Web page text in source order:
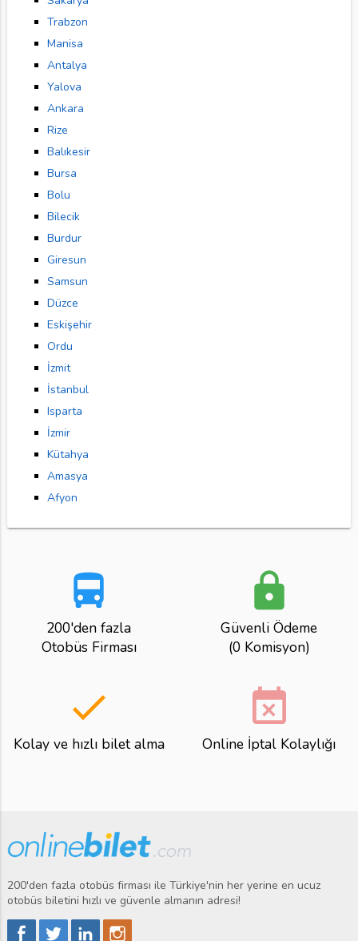
Trabzon
Manisa
Antalya
Yalova
Ankara
Rize
Balıkesir
Bursa
Bolu
Bilecik
Burdur
Giresun
Samsun
Düzce
Eskişehir
Ordu
İzmit
İstanbul
Isparta
İzmir
Kütahya
Amasya
Afyon
directions_bus
200'den fazla
Otobüs Firması
lock
Güvenli Ödeme
(0 Komisyon)
done
Kolay ve hızlı bilet alma
event_busy
Online İptal Kolaylığı
200'den fazla otobüs firması ile Türkiye'nin her yerine en ucuz
otobüs biletini hızlı ve güvenle almanın adresi!